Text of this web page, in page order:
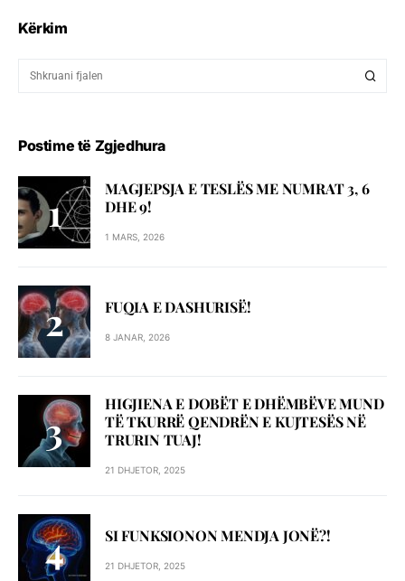
Kërkim
Postime të Zgjedhura
MAGJEPSJA E TESLËS ME NUMRAT 3, 6
DHE 9!
1 MARS, 2026
FUQIA E DASHURISË!
8 JANAR, 2026
HIGJIENA E DOBËT E DHËMBËVE MUND
TË TKURRË QENDRËN E KUJTESËS NË
TRURIN TUAJ!
21 DHJETOR, 2025
SI FUNKSIONON MENDJA JONË?!
21 DHJETOR, 2025